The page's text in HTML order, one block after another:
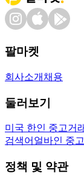
팔마켓
회사소개 채용
둘러보기
미국 한인 중고거
검색어 얼바인 중
정책 및 약관